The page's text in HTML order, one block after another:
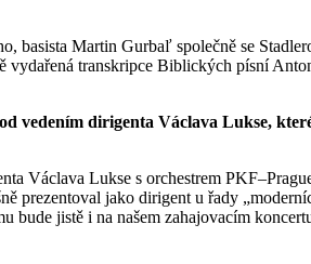
basista Martin Gurbaľ společně se
vydařená transkripce Biblických písní
vedením dirigenta Václava Lukse,
Václava Lukse s orchestrem
prezentoval jako dirigent u řady
bude jistě i na našem zahajovacím